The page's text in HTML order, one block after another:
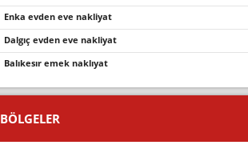
enka evden eve nakliyat
dalgıç evden eve nakliyat
balikesir emek nakliyat
BÖLGELER